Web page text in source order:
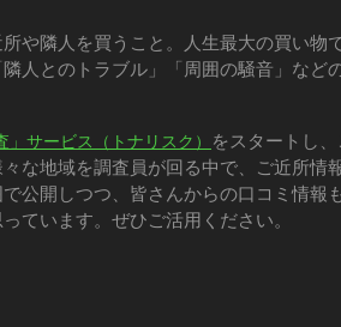
や隣人を買うこと。人生最大の買い物
人とのトラブル」「周囲の騒音」など
」サービス（トナリスク） をスタートし
な地域を調査員が回る中で、ご近所情
公開しつつ、皆さんからの口コミ情報
ています。ぜひご活用ください。